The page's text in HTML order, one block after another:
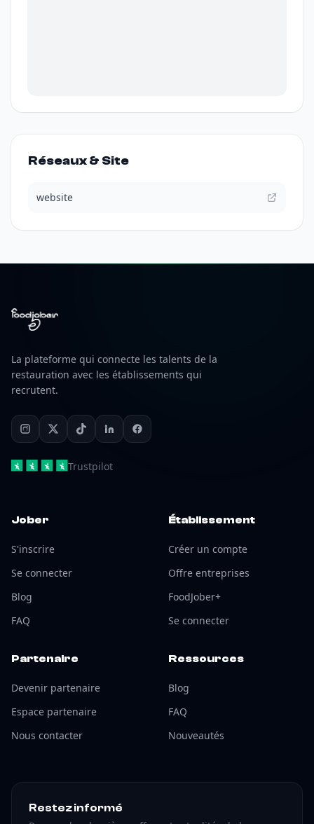
Réseaux & Site
website
La plateforme qui connecte les talents de la
restauration avec les établissements qui
recrutent.
Trustpilot
Jober
S'inscrire
Se connecter
Blog
FAQ
Établissement
Créer un compte
Offre entreprises
FoodJober+
Se connecter
Partenaire
Devenir partenaire
Espace partenaire
Nous contacter
Ressources
Blog
FAQ
Nouveautés
Restez informé